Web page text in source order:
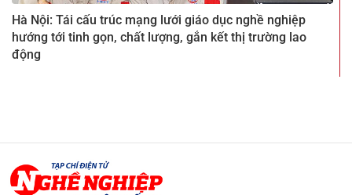
Hà Nội: Tái cấu trúc mạng lưới giáo dục nghề nghiệp
hướng tới tinh gọn, chất lượng, gắn kết thị trường lao
động